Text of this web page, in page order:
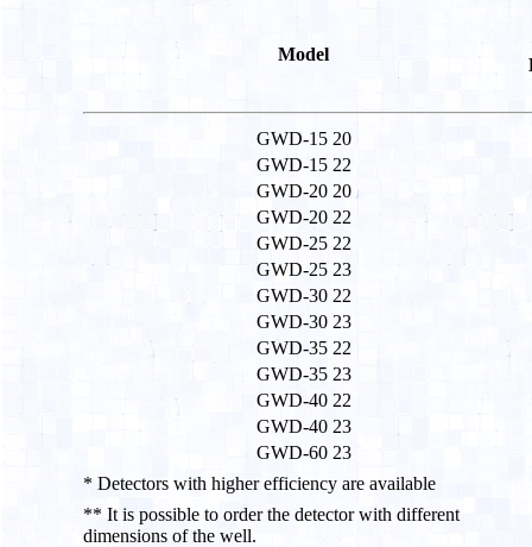
GWD-15 20
GWD-15 22
GWD-20 20
GWD-20 22
GWD-25 22
GWD-25 23
GWD-30 22
GWD-30 23
GWD-35 22
GWD-35 23
GWD-40 22
GWD-40 23
GWD-60 23
* Detectors with higher efficiency are available
** It is possible to order the detector with different
dimensions of the well.
Model